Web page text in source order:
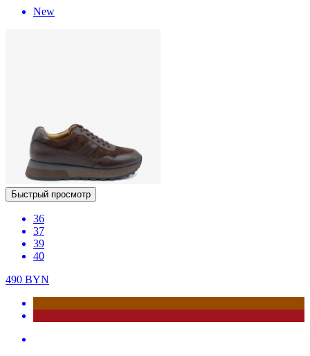
New
Быстрый просмотр
36
37
39
40
490 BYN